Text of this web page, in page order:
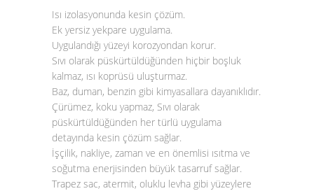
Isı izolasyonunda kesin çözüm.
Ek yersiz yekpare uygulama.
Uygulandığı yüzeyi korozyondan korur.
Sıvı olarak püskürtüldüğünden hiçbir boşluk
kalmaz, ısı koprüsü uluşturmaz.
Baz, duman, benzin gibi kimyasallara dayanıklıdır.
Çürümez, koku yapmaz, Sıvı olarak
püskürtüldüğünden her türlü uygulama
detayında kesin çözüm sağlar.
İşçilik, nakliye, zaman ve en önemlisi ısıtma ve
soğutma enerjisinden büyük tasarruf sağlar.
Trapez sac, atermit, oluklu levha gibi yüzeylere